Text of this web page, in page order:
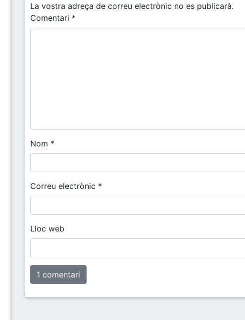
La vostra adreça de correu electrònic no es publicarà.
Comentari *
Nom *
Correu electrònic *
Lloc web